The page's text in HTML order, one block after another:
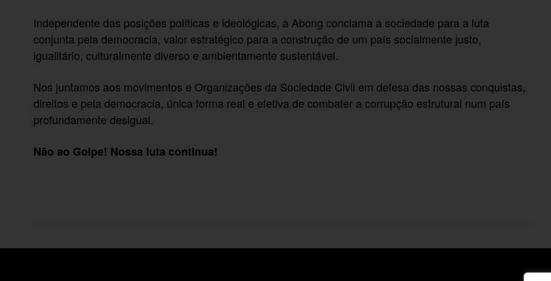
Independente das posições políticas e ideológicas, a Abong conclama a sociedade para a luta
conjunta pela democracia, valor estratégico para a construção de um país socialmente justo,
igualitário, culturalmente diverso e ambientamente sustentável.
Nos juntamos aos movimentos e Organizações da Sociedade Civil em defesa das nossas conquistas,
direitos e pela democracia, única forma real e efetiva de combater a corrupção estrutural num país
profundamente desigual.
Não ao Golpe! Nossa luta continua!